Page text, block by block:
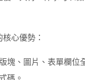
心優勢：
版塊、圖片、表單欄位